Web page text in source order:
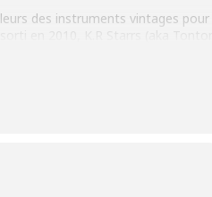
des instruments vintages
« Wasteland », est sorti en 2018 !
13 mai 2023 au Transbordeur